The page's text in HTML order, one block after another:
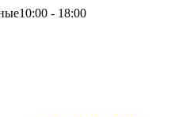
10:00 - 18:00